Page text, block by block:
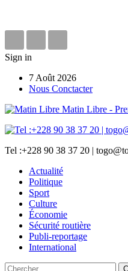
Sign in
7 Août 2026
Nous Conctacter
Matin Libre -
Tel :+228 90 38 37 20 |
Actualité
Politique
Sport
Culture
Économie
Sécurité routière
Publi-reportage
International